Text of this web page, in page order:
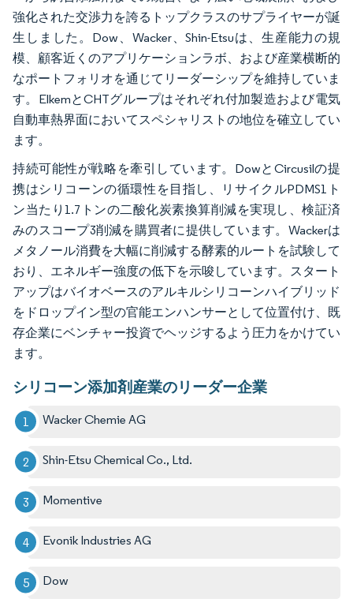
強化された交渉力を誇るトップクラスのサプライヤーが誕
生しました。Dow、Wacker、Shin-Etsuは、生産能力の規
模、顧客近くのアプリケーションラボ、および産業横断的
なポートフォリオを通じてリーダーシップを維持していま
す。ElkemとCHTグループはそれぞれ付加製造および電気
自動車熱界面においてスペシャリストの地位を確立してい
ます。
持続可能性が戦略を牽引しています。DowとCircusilの提
携はシリコーンの循環性を目指し、リサイクルPDMS1ト
ン当たり1.7トンの二酸化炭素換算削減を実現し、検証済
みのスコープ3削減を購買者に提供しています。Wackerは
メタノール消費を大幅に削減する酵素的ルートを試験して
おり、エネルギー強度の低下を示唆しています。スタート
アップはバイオベースのアルキルシリコーンハイブリッド
をドロップイン型の官能エンハンサーとして位置付け、既
存企業にベンチャー投資でヘッジするよう圧力をかけてい
ます。
シリコーン添加剤産業のリーダー企業
Wacker Chemie AG
Shin-Etsu Chemical Co., Ltd.
Momentive
Evonik Industries AG
Dow